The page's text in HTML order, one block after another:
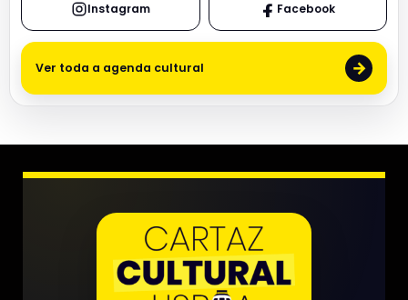
Instagram Facebook
Ver toda a agenda cultural →